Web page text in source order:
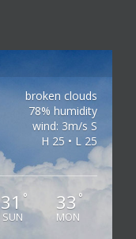
broken clouds
78% humidity
wind: 3m/s S
H 25 • L 25
31 °
SUN
33 °
MON